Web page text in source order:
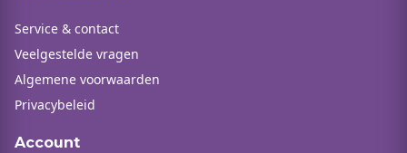
Service & contact
Veelgestelde vragen
Algemene voorwaarden
Privacybeleid
Account